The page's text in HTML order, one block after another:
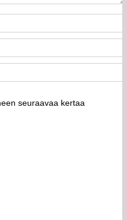
seuraavaa kertaa